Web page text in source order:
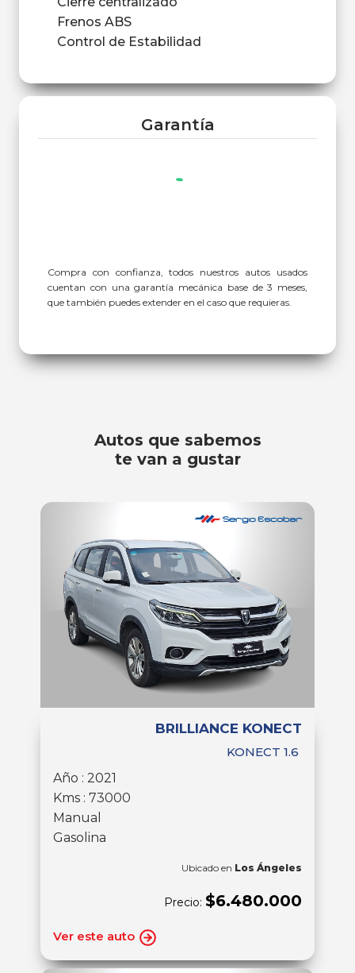
Frenos ABS
Control de Estabilidad
Garantía
Compra con confianza, todos nuestros autos usados
cuentan con una garantía mecánica base de 3 meses,
que también puedes extender en el caso que requieras.
Autos que sabemos
te van a gustar
BRILLIANCE KONECT
KONECT 1.6
Año : 2021
Kms : 73000
Manual
Gasolina
Ubicado en Los Ángeles
Precio: $6.480.000
Ver este auto